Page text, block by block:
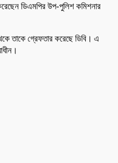
ডিএমপির উপ-পুলিশ কমিশনার
তাকে গ্রেফতার করেছে ডিবি। এ